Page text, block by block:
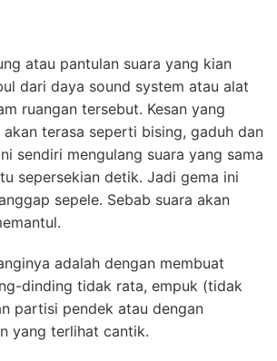
atau pantulan suara yang kian
dari daya sound system atau alat
ruangan tersebut. Kesan yang
terasa seperti bising, gaduh dan
sendiri mengulang suara yang sama
sepersekian detik. Jadi gema ini
sepele. Sebab suara akan
adalah dengan membuat
dinding tidak rata, empuk (tidak
partisi pendek atau dengan
yang terlihat cantik.